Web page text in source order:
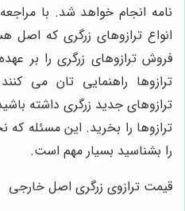
‌نامه انجام خواهد شد. با
انواع ترازوهای زرگری که اصل
فروش ترازوهای زرگری را بر
ترازوها راهنمایی تان می‌
ترازوهای جدید زرگری داشته
ترازوها را بخرید. این مسئله که
را بشناسید بسیار مهم است.
قیمت ترازوی زرگری اصل خارجی